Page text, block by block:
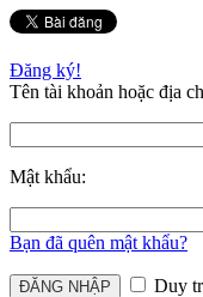
Đăng ký!
Tên tài khoản hoặc địa
Mật khẩu:
Bạn đã quên mật khẩu?
Duy